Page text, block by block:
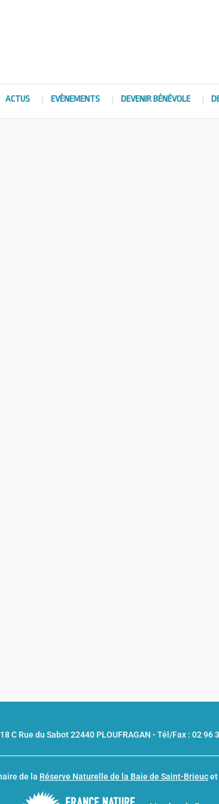
ACTUS EVÈNEMENTS DEVENIR BÉNÉVOLE
18 C Rue du Sabot 22440 PLOUFRAGAN -Tél/Fax : 02 96
de la Réserve Naturelle de la Baie de Saint-Brieucet